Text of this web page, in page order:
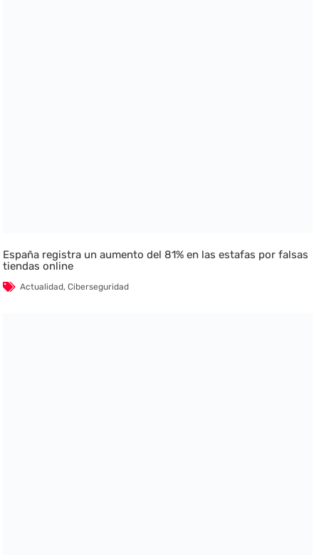
España registra un aumento del 81% en las estafas por falsas
tiendas online
Actualidad,Ciberseguridad